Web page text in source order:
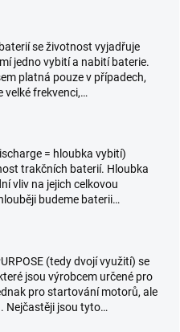
se životnost vyjadřuje
jedno vybití a nabití baterie.
platná pouze v případech,
velké frekvenci,…
= hloubka vybití)
trakčních baterií. Hloubka
vliv na jejich celkovou
budeme baterii…
(tedy dvojí využití) se
jsou výrobcem určené pro
pro startování motorů, ale
Nejčastěji jsou tyto…